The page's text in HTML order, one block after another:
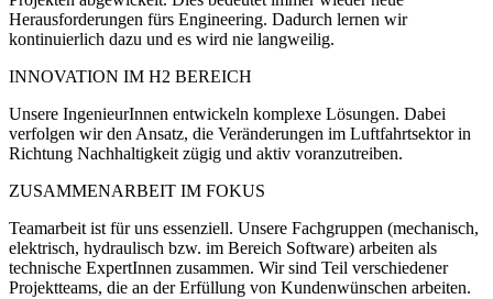
Herausforderungen fürs Engineering. Dadurch lernen wir
kontinuierlich dazu und es wird nie langweilig.
INNOVATION IM H2 BEREICH
Unsere IngenieurInnen entwickeln komplexe Lösungen. Dabei
verfolgen wir den Ansatz, die Veränderungen im Luftfahrtsektor in
Richtung Nachhaltigkeit zügig und aktiv voranzutreiben.
ZUSAMMENARBEIT IM FOKUS
Teamarbeit ist für uns essenziell. Unsere Fachgruppen (mechanisch,
elektrisch, hydraulisch bzw. im Bereich Software) arbeiten als
technische ExpertInnen zusammen. Wir sind Teil verschiedener
Projektteams, die an der Erfüllung von Kundenwünschen arbeiten.